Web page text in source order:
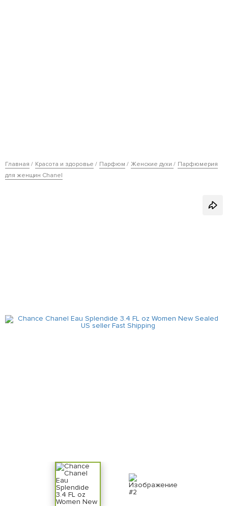
Главная Красота и здоровье Парфюм Женские духи
Парфюмерия
для женщин Chanel